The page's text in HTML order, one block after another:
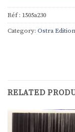
Réf : 1505a230
Category: Ostra
RELATED